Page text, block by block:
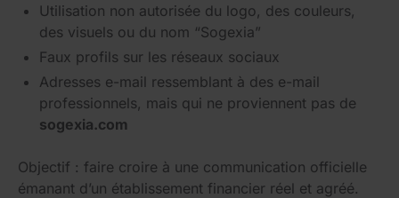
Utilisation non autorisée du logo, des couleurs,
des visuels ou du nom “Sogexia”
Faux profils sur les réseaux sociaux
Adresses e-mail ressemblant à des e-mail
professionnels, mais qui ne proviennent pas de
sogexia.com
Objectif : faire croire à une communication officielle
émanant d’un établissement financier réel et agréé.